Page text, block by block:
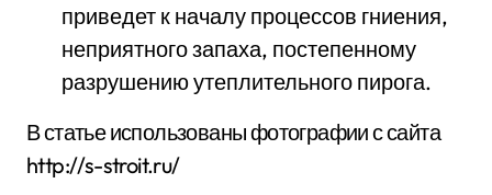
приведет к началу процессов гниения,
неприятного запаха, постепенному
разрушению утеплительного пирога.
В статье использованы фотографии с сайта
http://s-stroit.ru/